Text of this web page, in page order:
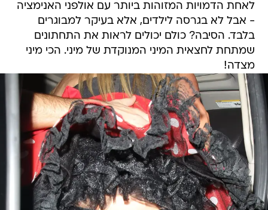
לאחת הדמויות המזוהות ביותר עם אולפני האנימציה
- אבל לא בגרסה לילדים, אלא בעיקר למבוגרים
בלבד. הסיבה? כולם יכולים לראות את התחתונים
שמתחת לחצאית המיני המנוקדת של מיני. הכי מיני
מצדה!